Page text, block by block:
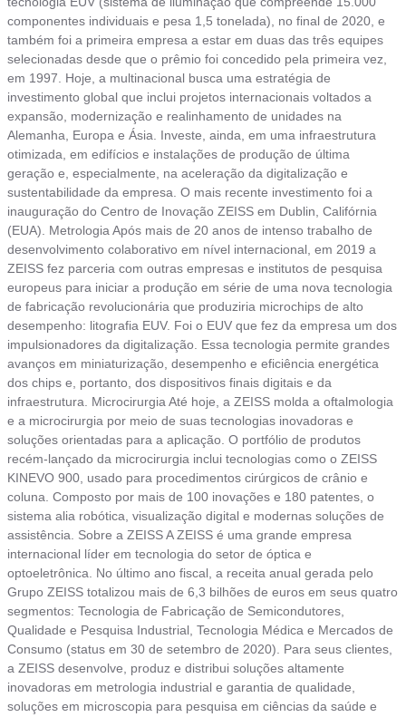
componentes individuais e pesa 1,5 tonelada), no final de 2020, e
também foi a primeira empresa a estar em duas das três equipes
selecionadas desde que o prêmio foi concedido pela primeira vez,
em 1997. Hoje, a multinacional busca uma estratégia de
investimento global que inclui projetos internacionais voltados a
expansão, modernização e realinhamento de unidades na
Alemanha, Europa e Ásia. Investe, ainda, em uma infraestrutura
otimizada, em edifícios e instalações de produção de última
geração e, especialmente, na aceleração da digitalização e
sustentabilidade da empresa. O mais recente investimento foi a
inauguração do Centro de Inovação ZEISS em Dublin, Califórnia
(EUA). Metrologia Após mais de 20 anos de intenso trabalho de
desenvolvimento colaborativo em nível internacional, em 2019 a
ZEISS fez parceria com outras empresas e institutos de pesquisa
europeus para iniciar a produção em série de uma nova tecnologia
de fabricação revolucionária que produziria microchips de alto
desempenho: litografia EUV. Foi o EUV que fez da empresa um dos
impulsionadores da digitalização. Essa tecnologia permite grandes
avanços em miniaturização, desempenho e eficiência energética
dos chips e, portanto, dos dispositivos finais digitais e da
infraestrutura. Microcirurgia Até hoje, a ZEISS molda a oftalmologia
e a microcirurgia por meio de suas tecnologias inovadoras e
soluções orientadas para a aplicação. O portfólio de produtos
recém-lançado da microcirurgia inclui tecnologias como o ZEISS
KINEVO 900, usado para procedimentos cirúrgicos de crânio e
coluna. Composto por mais de 100 inovações e 180 patentes, o
sistema alia robótica, visualização digital e modernas soluções de
assistência. Sobre a ZEISS A ZEISS é uma grande empresa
internacional líder em tecnologia do setor de óptica e
optoeletrônica. No último ano fiscal, a receita anual gerada pelo
Grupo ZEISS totalizou mais de 6,3 bilhões de euros em seus quatro
segmentos: Tecnologia de Fabricação de Semicondutores,
Qualidade e Pesquisa Industrial, Tecnologia Médica e Mercados de
Consumo (status em 30 de setembro de 2020). Para seus clientes,
a ZEISS desenvolve, produz e distribui soluções altamente
inovadoras em metrologia industrial e garantia de qualidade,
soluções em microscopia para pesquisa em ciências da saúde e